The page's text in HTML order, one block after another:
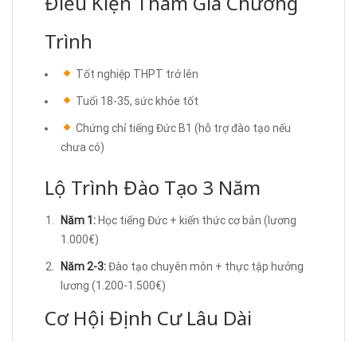
Trình
Tốt nghiệp THPT trở lên
Tuổi 18-35, sức khỏe tốt
Chứng chỉ tiếng Đức B1 (hỗ trợ đào tạo nếu
chưa có)
Lộ Trình Đào Tạo 3 Năm
Năm 1: Học tiếng Đức + kiến thức cơ bản (lương
1.000€)
Năm 2-3:Đào tạo chuyên môn + thực tập hưởng
lương (1.200-1.500€)
Cơ Hội Định Cư Lâu Dài